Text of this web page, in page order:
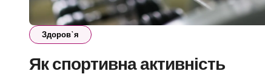
Здоров`я
Як спортивна активність